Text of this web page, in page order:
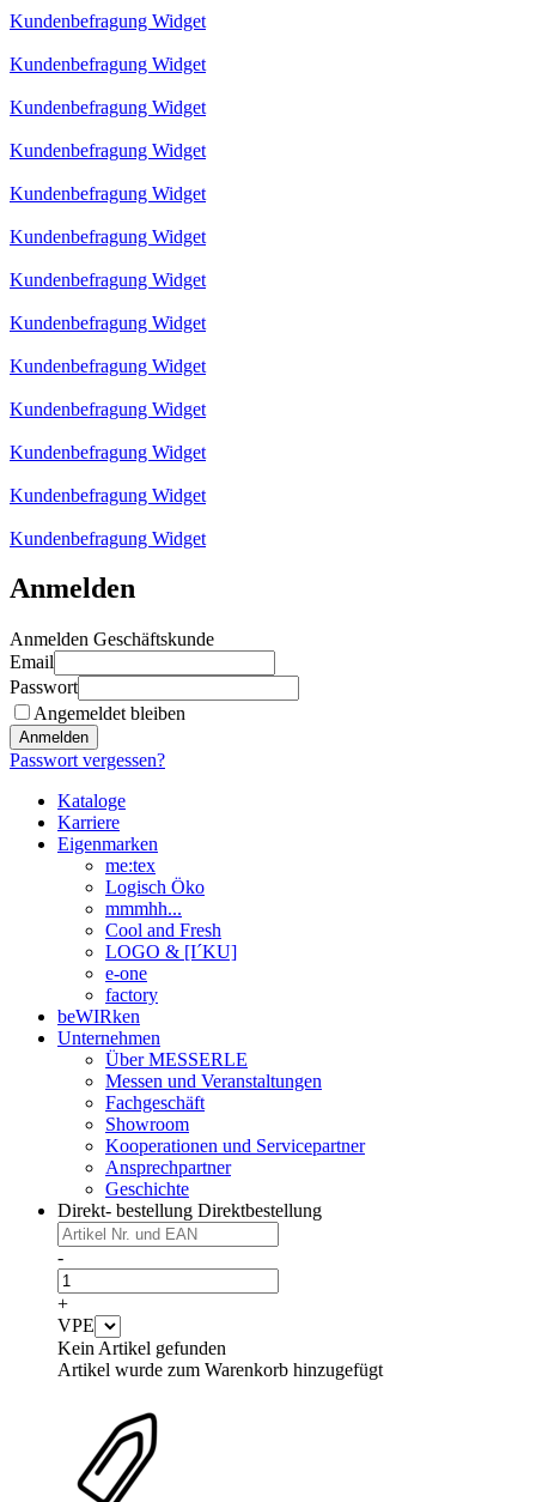
Kundenbefragung Widget
Kundenbefragung Widget
Kundenbefragung Widget
Kundenbefragung Widget
Kundenbefragung Widget
Kundenbefragung Widget
Kundenbefragung Widget
Kundenbefragung Widget
Kundenbefragung Widget
Kundenbefragung Widget
Kundenbefragung Widget
Kundenbefragung Widget
Kundenbefragung Widget
Anmelden
Anmelden Geschäftskunde
Email
Passwort
Angemeldet bleiben
Anmelden
Passwort vergessen?
Kataloge
Karriere
Eigenmarken
me:tex
Logisch Öko
mmmhh...
Cool and Fresh
LOGO & [I´KU]
e-one
factory
beWIRken
Unternehmen
Über MESSERLE
Messen und Veranstaltungen
Fachgeschäft
Showroom
Kooperationen und Servicepartner
Ansprechpartner
Geschichte
Direkt- bestellung Direktbestellung
-
+
VPE
Kein Artikel gefunden
Artikel wurde zum Warenkorb hinzugefügt